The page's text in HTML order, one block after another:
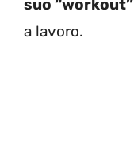
suo “workout”
a lavoro.